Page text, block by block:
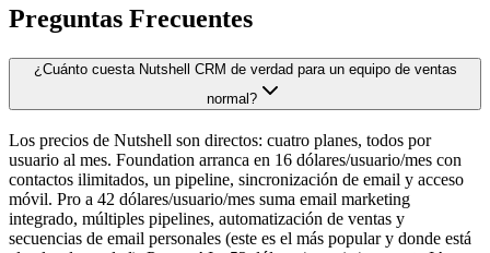
Preguntas Frecuentes
¿Cuánto cuesta Nutshell CRM de verdad para un equipo de ventas
normal?
Los precios de Nutshell son directos: cuatro planes, todos por
usuario al mes. Foundation arranca en 16 dólares/usuario/mes con
contactos ilimitados, un pipeline, sincronización de email y acceso
móvil. Pro a 42 dólares/usuario/mes suma email marketing
integrado, múltiples pipelines, automatización de ventas y
secuencias de email personales (este es el más popular y donde está